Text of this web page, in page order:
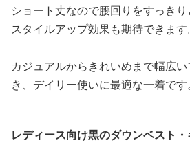
ショート丈なので腰回りをすっきり
スタイルアップ効果も期待できます。
カジュアルからきれいめまで幅広
き、デイリー使いに最適な一着です。
レディース向け黒のダウンベスト